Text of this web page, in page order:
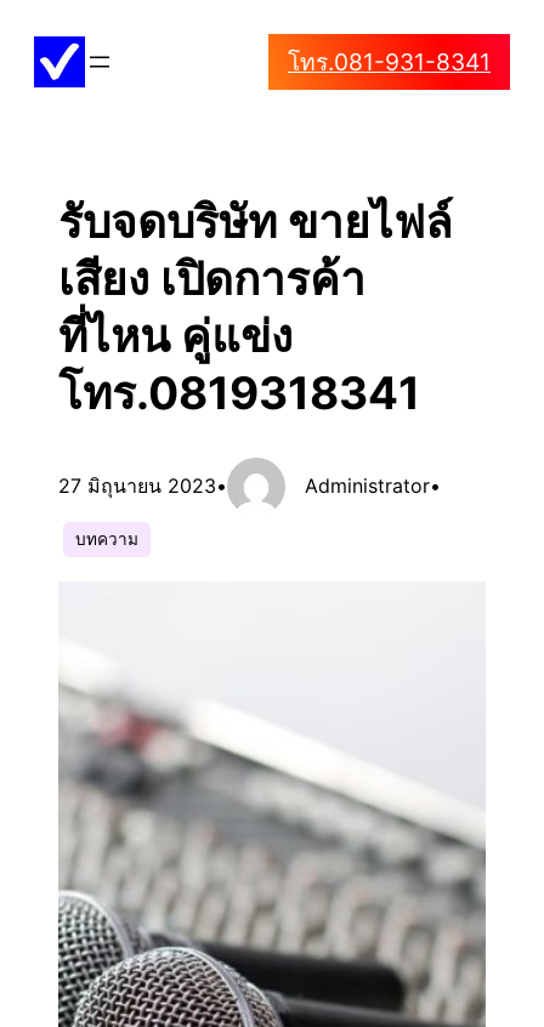
โทร.081-931-8341
รับจดบริษัท ขายไฟล์
เสียง เปิดการค้า
ที่ไหน คู่แข่ง
โทร.0819318341
27 มิถุนายน 2023• Administrator•
บทความ